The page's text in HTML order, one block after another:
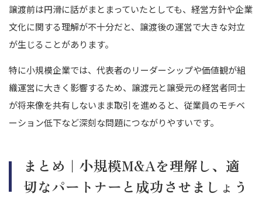
譲渡前は円滑に話がまとまっていたとしても、経営方針や企業
文化に関する理解が不十分だと、譲渡後の運営で大きな対立
が生じることがあります。
特に小規模企業では、代表者のリーダーシップや価値観が組
織運営に大きく影響するため、譲渡元と譲受元の経営者同士
が将来像を共有しないまま取引を進めると、従業員のモチベ
ーション低下など深刻な問題につながりやすいです。
まとめ｜小規模M&Aを理解し、適
切なパートナーと成功させましょう